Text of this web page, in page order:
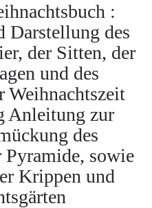
:
Darstellung des
der Sitten, der
und des
Weihnachtszeit
Anleitung zur
des
Pyramide, sowie
Krippen und